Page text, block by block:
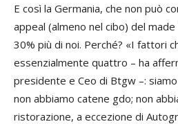
E così la Germania, che non può
appeal (almeno nel cibo) del
30% più di noi. Perché? «I fattori
essenzialmente quattro – ha
presidente e Ceo di Btgw –:
non abbiamo catene gdo; non
ristorazione, a eccezione di